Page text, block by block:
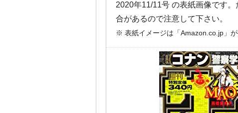
2020年11/11号 の表紙画像です
合があるので注意して下さい。
※ 表紙イメージは「Amazon.co.jp」